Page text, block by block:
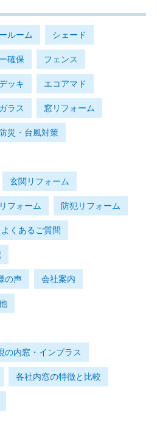
ルーム シェード
確保 フェンス
ッキ エコアマド
ラス 窓リフォーム
防災・台風対策
玄関リフォーム
フォーム 防犯リフォーム
よくあるご質問
の声 会社案内
の内窓・インプラス
各社内窓の特徴と比較